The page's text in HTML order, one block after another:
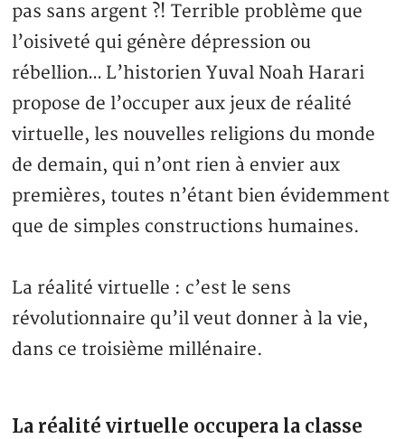
pas sans argent ?! Terrible problème que
l’oisiveté qui génère dépression ou
rébellion… L’historien Yuval Noah Harari
propose de l’occuper aux jeux de réalité
virtuelle, les nouvelles religions du monde
de demain, qui n’ont rien à envier aux
premières, toutes n’étant bien évidemment
que de simples constructions humaines.
La réalité virtuelle : c’est le sens
révolutionnaire qu’il veut donner à la vie,
dans ce troisième millénaire.
La réalité virtuelle occupera la classe